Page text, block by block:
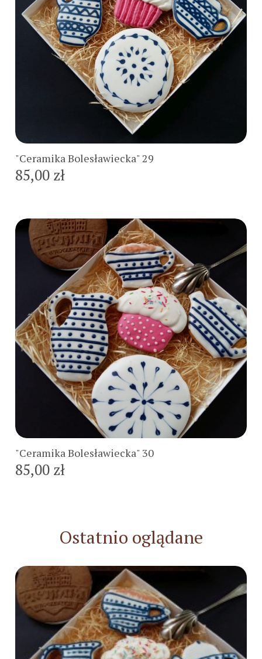
"Ceramika Bolesławiecka" 29
85,00 zł
Do koszyka
"Ceramika Bolesławiecka" 30
85,00 zł
Do koszyka
Ostatnio oglądane